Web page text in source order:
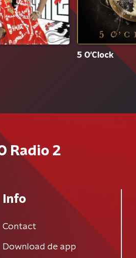
5 O'Clock
Radio 2
Info
Contact
Download de app